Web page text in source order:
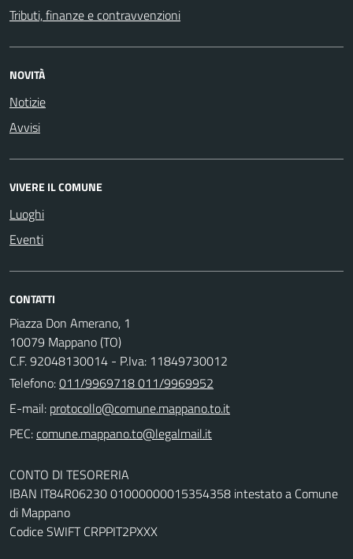
Tributi, finanze e contravvenzioni
NOVITÀ
Notizie
Avvisi
VIVERE IL COMUNE
Luoghi
Eventi
CONTATTI
Piazza Don Amerano, 1
10079 Mappano (TO)
C.F. 92048130014 - P.Iva: 11849730012
Telefono:011/9969718 011/9969952
E-mail:
PEC:
CONTO DI TESORERIA
IBAN IT84R06230 01000000015354358 intestato a Comune
di Mappano
Codice SWIFT CRPPIT2PXXX